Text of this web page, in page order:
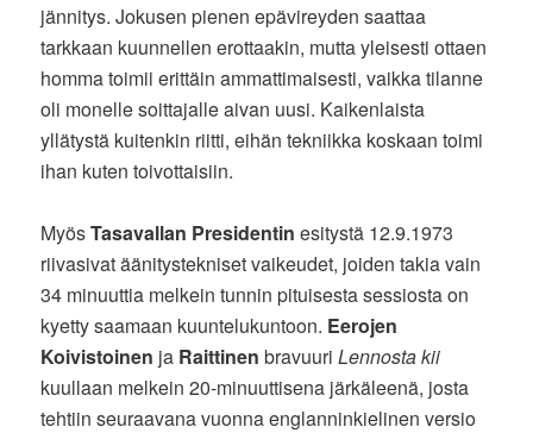
jännitys. Jokusen pienen epävireyden saattaa
tarkkaan kuunnellen erottaakin, mutta yleisesti ottaen
homma toimii erittäin ammattimaisesti, vaikka tilanne
oli monelle soittajalle aivan uusi. Kaikenlaista
yllätystä kuitenkin riitti, eihän tekniikka koskaan toimi
ihan kuten toivottaisiin.
MyösTasavallan Presidentin esitystä 12.9.1973
riivasivat äänitystekniset vaikeudet, joiden takia vain
34 minuuttia melkein tunnin pituisesta sessiosta on
kyetty saamaan kuuntelukuntoon. Eerojen
Koivistoinen ja Raittinen bravuuriLennosta kii
kuullaan melkein 20-minuuttisena järkäleenä, josta
tehtiin seuraavana vuonna englanninkielinen versio